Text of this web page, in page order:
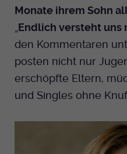
Monate ihrem Sohn
Endlich versteht uns
den Kommentaren
posten nicht nur
erschöpfte Eltern,
und Singles ohne